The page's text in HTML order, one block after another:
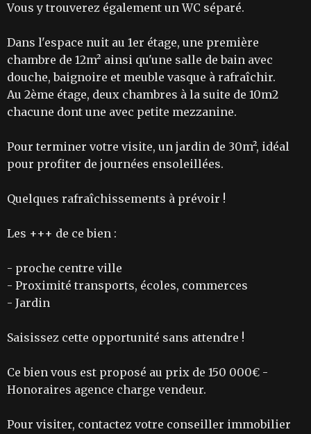
Vous y trouverez également un WC séparé.
Dans l'espace nuit au 1er étage, une première
chambre de 12m² ainsi qu'une salle de bain avec
douche, baignoire et meuble vasque à rafraîchir.
Au 2ème étage, deux chambres à la suite de 10m2
chacune dont une avec petite mezzanine.
Pour terminer votre visite, un jardin de 30m², idéal
pour profiter de journées ensoleillées.
Quelques rafraîchissements à prévoir !
Les +++ de ce bien :
- proche centre ville
- Proximité transports, écoles, commerces
- Jardin
Saisissez cette opportunité sans attendre !
Ce bien vous est proposé au prix de 150 000€ -
Honoraires agence charge vendeur.
Pour visiter, contactez votre conseiller immobilier